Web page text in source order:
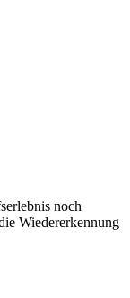
noch
Wiedererkennung